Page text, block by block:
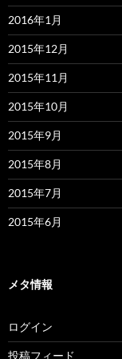
2016年1月
2015年12月
2015年11月
2015年10月
2015年9月
2015年8月
2015年7月
2015年6月
メタ情報
ログイン
投稿フィード